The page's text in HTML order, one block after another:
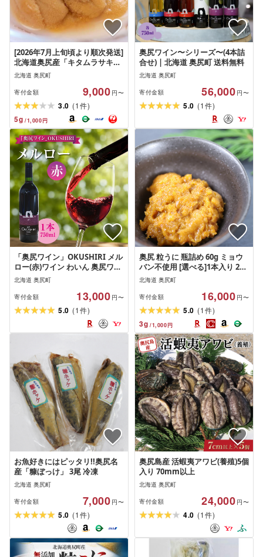
[2026年7月上旬頃より順次発送]
北海道奥尻産「キタムラサキウ
ニ」50g (50g×1パック) 塩水パ
ック[期日指定不可] | 北海道 奥
尻町 OKS06-001
北海道 奥尻町
寄付金額 9,000 円〜
3.0 (1件)
5g /1,000円
奥尻ワイン〜シリーズ〜(4本詰
合せ) | 北海道 奥尻町 送料無料
北海道 奥尻町
寄付金額 56,000 円〜
5.0 (1件)
「奥尻ワイン」OKUSHIRI メル
ロー(赤)ワイン わいん 奥尻ワイ
ン 赤ワイン メルロー 赤 アルコ
ール | 北海道 奥尻町 送料無料
北海道 奥尻町
寄付金額 13,000 円〜
5.0 (1件)
奥尻 粒うに 瓶詰め 60g ミョウ
バン不使用 [選べる]1本入り 2本
入り 冷凍 | 無添加 低塩 キタム
ラサキウニ うに 一夜漬け 粒ウ
ニ 雲丹 ウニ 瓶うに 瓶詰 ご飯の
お供 おつまみ 珍味 | 奥尻島 産
直 産地直送 お取り寄せ グルメ
| 北海道 奥尻町 送料無料
北海道 奥尻町
寄付金額 16,000 円〜
5.0 (1件)
3g /1,000円
お魚好きにはピッタリ!!奥尻名
産「糠ぼっけ」 3尾 冷凍
北海道 奥尻町
寄付金額 7,000 円〜
5.0 (1件)
奥尻島産 活蝦夷アワビ(養殖)5個
入り 70mm以上
北海道 奥尻町
寄付金額 24,000 円〜
4.0 (1件)